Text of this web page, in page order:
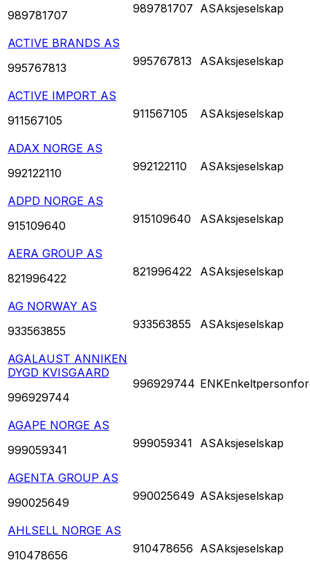
989781707
989781707 ASAksjeselskap
ACTIVE BRANDS AS
995767813
995767813 ASAksjeselskap
ACTIVE IMPORT AS
911567105
911567105 ASAksjeselskap
ADAX NORGE AS
992122110
992122110 ASAksjeselskap
ADPD NORGE AS
915109640
915109640 ASAksjeselskap
AERA GROUP AS
821996422
821996422 ASAksjeselskap
AG NORWAY AS
933563855
933563855 ASAksjeselskap
AGALAUST ANNIKEN
DYGD KVISGAARD
996929744
996929744 ENK
AGAPE NORGE AS
999059341
999059341 ASAksjeselskap
AGENTA GROUP AS
990025649
990025649 ASAksjeselskap
AHLSELL NORGE AS
910478656
910478656 ASAksjeselskap